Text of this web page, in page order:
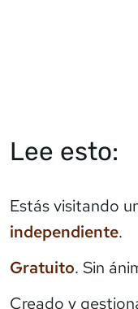
Lee esto:
Estás visitando
independiente.
Gratuito. Sin
Creado y